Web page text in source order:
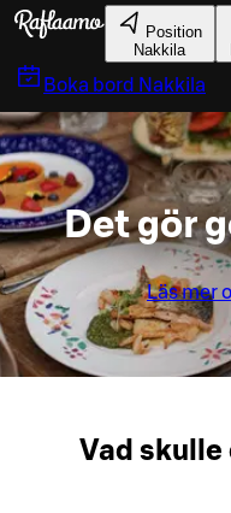
Gå till huvudinnehållet
Position
Nakkila
Boka bord Nakkila
Det gör
Läs mer
Vad skulle